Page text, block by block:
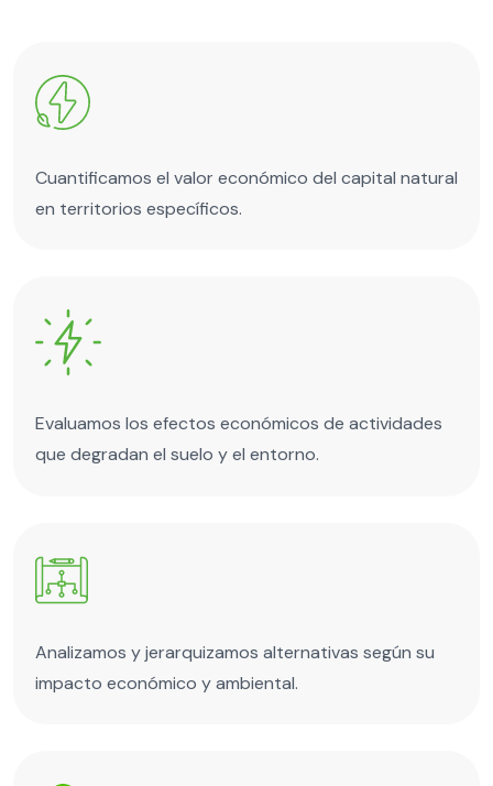
Cuantificamos el valor económico del capital natural
en territorios específicos.
Evaluamos los efectos económicos de actividades
que degradan el suelo y el entorno.
Analizamos y jerarquizamos alternativas según su
impacto económico y ambiental.